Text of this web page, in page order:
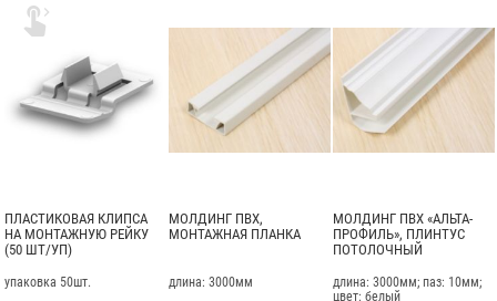
ПЛАСТИКОВАЯ КЛИПСА
НА МОНТАЖНУЮ РЕЙКУ
(50 ШТ/УП)
упаковка 50шт.
МОЛДИНГ ПВХ,
МОНТАЖНАЯ ПЛАНКА
длина: 3000мм
МОЛДИНГ ПВХ «АЛЬТА-
ПРОФИЛЬ», ПЛИНТУС
ПОТОЛОЧНЫЙ
длина: 3000мм; паз: 10мм;
цвет: белый
